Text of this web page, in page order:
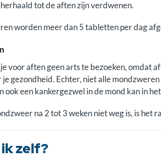
tot de aften zijn verdwenen.
worden meer dan 5 tabletten per dag
voor aften geen arts te bezoeken, omdat
gezondheid. Echter, niet alle
ook een kankergezwel in de mond kan in
na 2 tot 3 weken niet weg is, is het
zelf?